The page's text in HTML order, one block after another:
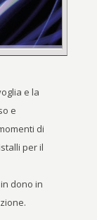
e la
e
di
per il
dono in